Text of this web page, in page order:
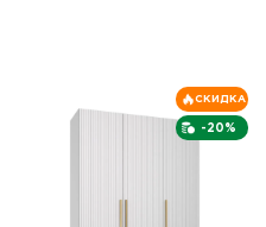
-20%
СКИДКА